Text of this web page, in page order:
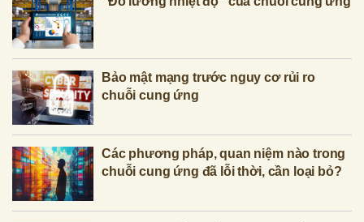
Bảo mật mạng trước nguy cơ rủi ro
chuỗi cung ứng
Các phương pháp, quan niệm nào trong
chuỗi cung ứng đã lỗi thời, cần loại bỏ?